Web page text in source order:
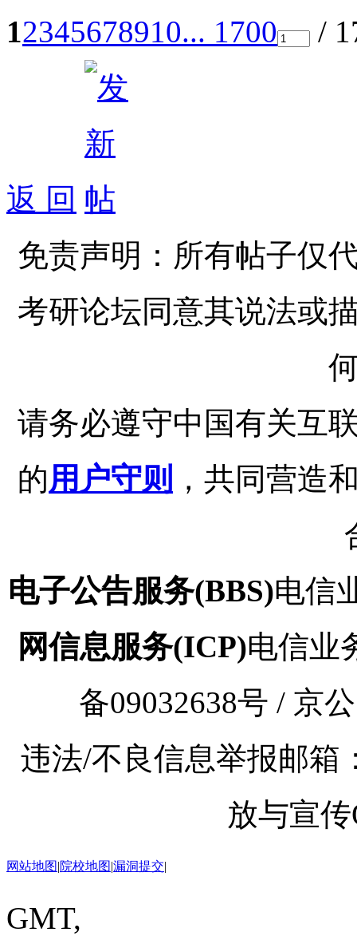
12345678910... 1700 /
返 回
免责声明：所有帖子仅
考研论坛同意其说法或
请务必遵守中国有关互
的用户守则 ，共同营造
电子公告服务(BBS)电信
网信息服务(ICP)电信业
备09032638号 / 京
违法/不良信息举报邮箱
放与宣传
网站地图|院校地图|漏洞提交|
GMT,